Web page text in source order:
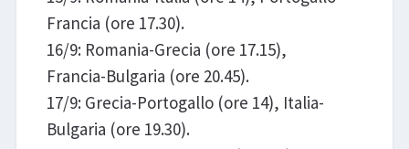
Francia (ore 17.30).
16/9: Romania-Grecia (ore 17.15),
Francia-Bulgaria (ore 20.45).
17/9: Grecia-Portogallo (ore 14), Italia-
Bulgaria (ore 19.30).